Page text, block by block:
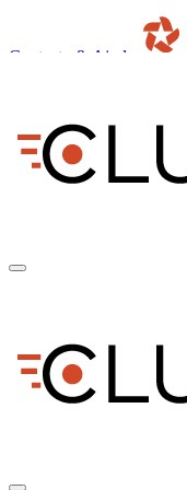
Contacto & Ajuda